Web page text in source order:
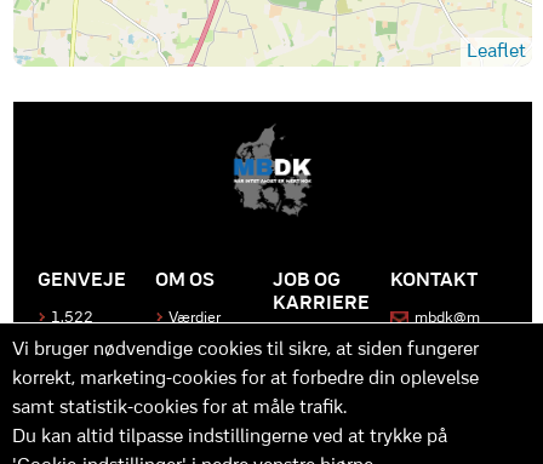
Leaflet
GENVEJE
1.522
Produkter
Kontakt
os
OM OS
Værdier
Historen
bag
MBDK
Hvad gør
os unikke
JOB OG
KARRIERE
Bliv en del
af MBDK
Vores
team
og
KONTAKT
mbdk@m
Vi bruger nødvendige cookies til sikre, at siden fungerer
korrekt, marketing-cookies for at forbedre din oplevelse
samt statistik-cookies for at måle trafik.
Du kan altid tilpasse indstillingerne ved at trykke på